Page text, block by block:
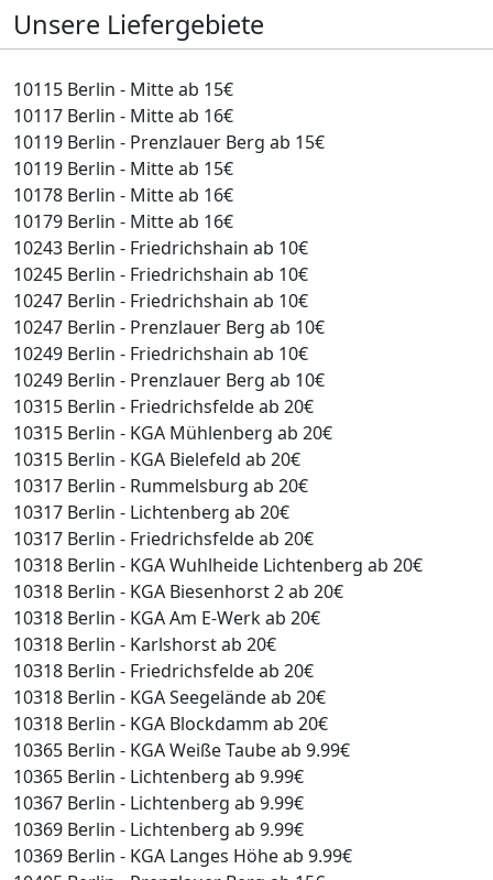
Unsere Liefergebiete
10115 Berlin - Mitte ab 15€
10117 Berlin - Mitte ab 16€
10119 Berlin - Prenzlauer Berg ab 15€
10119 Berlin - Mitte ab 15€
10178 Berlin - Mitte ab 16€
10179 Berlin - Mitte ab 16€
10243 Berlin - Friedrichshain ab 10€
10245 Berlin - Friedrichshain ab 10€
10247 Berlin - Friedrichshain ab 10€
10247 Berlin - Prenzlauer Berg ab 10€
10249 Berlin - Friedrichshain ab 10€
10249 Berlin - Prenzlauer Berg ab 10€
10315 Berlin - Friedrichsfelde ab 20€
10315 Berlin - KGA Mühlenberg ab 20€
10315 Berlin - KGA Bielefeld ab 20€
10317 Berlin - Rummelsburg ab 20€
10317 Berlin - Lichtenberg ab 20€
10317 Berlin - Friedrichsfelde ab 20€
10318 Berlin - KGA Wuhlheide Lichtenberg ab 20€
10318 Berlin - KGA Biesenhorst 2 ab 20€
10318 Berlin - KGA Am E-Werk ab 20€
10318 Berlin - Karlshorst ab 20€
10318 Berlin - Friedrichsfelde ab 20€
10318 Berlin - KGA Seegelände ab 20€
10318 Berlin - KGA Blockdamm ab 20€
10365 Berlin - KGA Weiße Taube ab 9.99€
10365 Berlin - Lichtenberg ab 9.99€
10367 Berlin - Lichtenberg ab 9.99€
10369 Berlin - Lichtenberg ab 9.99€
10369 Berlin - KGA Langes Höhe ab 9.99€